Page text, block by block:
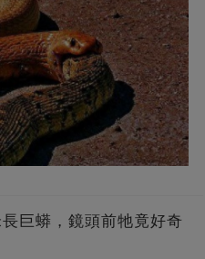
巨蟒，鏡頭前牠竟好奇